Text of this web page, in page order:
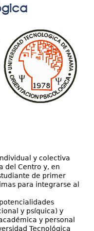
y colectiva
del Centro y, en
de primer
para integrarse al
y psíquica) y
y personal
Tecnológica